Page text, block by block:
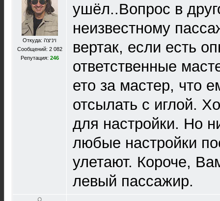
Откуда: ויניצה
Сообщений: 2 082
Репутация: 246
ушёл..Вопрос в
неизвестному
вертак, если есть
ответственные
ето за мастер, что
отсылать с иглой.
для настройки. Но
любые настройки
улетают. Короче,
левый пассажир.